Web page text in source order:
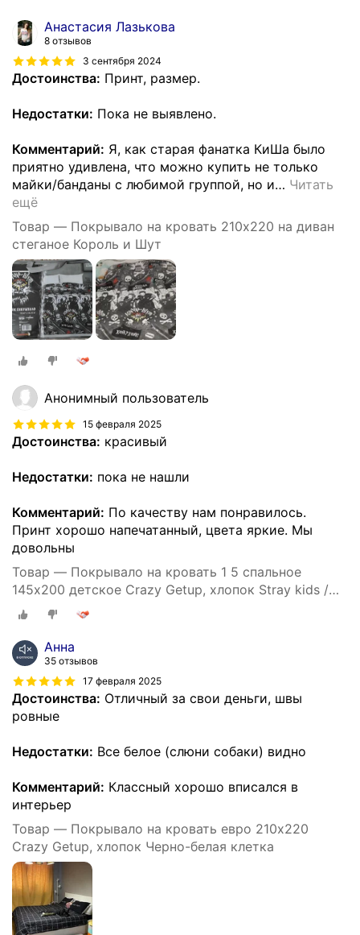
Анастасия Лазькова
8 отзывов
3 сентября 2024
Достоинства: Принт, размер.
Недостатки: Пока не выявлено.
Комментарий: Я, как старая фанатка КиШа было
приятно удивлена, что можно купить не только
майки/банданы с любимой группой, но и… Читать
ещё
Товар — Покрывало на кровать 210х220 на диван
стеганое Король и Шут
Анонимный пользователь
15 февраля 2025
Достоинства: красивый
Недостатки: пока не нашли
Комментарий: По качеству нам понравилось.
Принт хорошо напечатанный, цвета яркие. Мы
довольны
Товар — Покрывало на кровать 1 5 спальное
145х200 детское Crazy Getup, хлопок Stray kids /
SKZOO / Стрей кидс
Анна
35 отзывов
17 февраля 2025
Достоинства: Отличный за свои деньги, швы
ровные
Недостатки: Все белое (слюни собаки) видно
Комментарий: Классный хорошо вписался в
интерьер
Товар — Покрывало на кровать евро 210х220
Crazy Getup, хлопок Черно-белая клетка